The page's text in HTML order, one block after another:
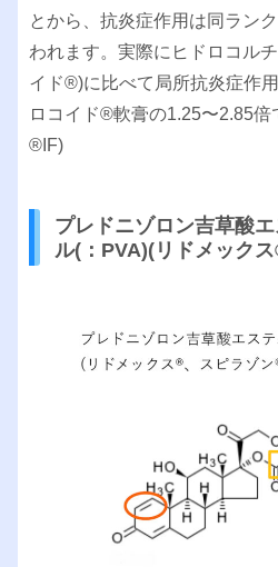
とから、抗炎症作用は同ラン
われます。実際にヒドロコル
イド®︎)に比べて局所抗炎症作
ロコイド®︎軟膏の1.25〜2.85倍
®︎IF)
プレドニゾロン吉草酸
ル(：PVA)(リドメック